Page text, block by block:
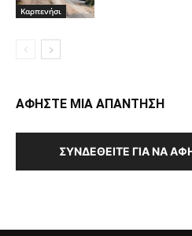
Καρπενήσι
ΑΦΗΣΤΕ ΜΙΑ ΑΠΑΝΤΗΣΗ
ΣΥΝΔΕΘΕΊΤΕ ΓΙΑ ΝΑ